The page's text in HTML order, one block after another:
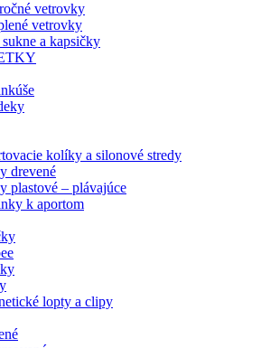
vetrovky
vetrovky
a kapsičky
kolíky a silonové stredy
drevené
plastové – plávajúce
k aportom
lopty a clipy